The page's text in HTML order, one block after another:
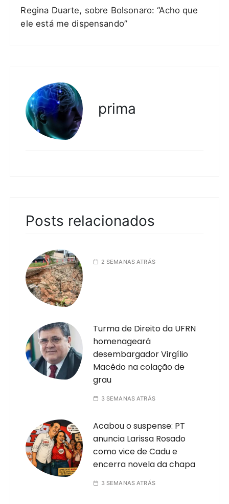
Regina Duarte, sobre Bolsonaro: “Acho que
ele está me dispensando”
prima
Posts relacionados
2 SEMANAS ATRÁS
Turma de Direito da UFRN
homenageará
desembargador Virgílio
Macêdo na colação de
grau
3 SEMANAS ATRÁS
Acabou o suspense: PT
anuncia Larissa Rosado
como vice de Cadu e
encerra novela da chapa
3 SEMANAS ATRÁS